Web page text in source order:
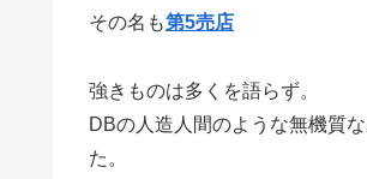
その名も第5売店
強きものは多くを語らず。
DBの人造人間のような無機質
た。